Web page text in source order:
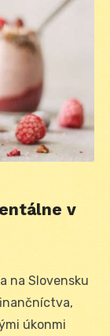
v
na Slovensku
úkonmi